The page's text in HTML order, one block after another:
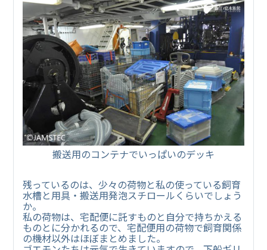
搬送用のコンテナでいっぱいのデッキ
残っているのは、少々の荷物と私の使っている飼育
水槽と用具・搬送用発泡スチロールくらいでしょう
か。
私の荷物は、宅配便に託すものと自分で持ちかえる
ものとに分かれるので、宅配便用の荷物で飼育関係
の機材以外はほぼまとめました。